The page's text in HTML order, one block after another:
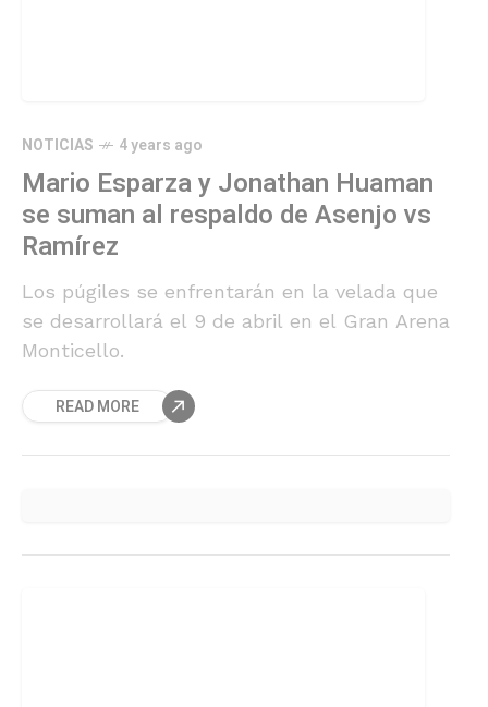
NOTICIAS 4 years ago
Mario Esparza y Jonathan Huaman
se suman al respaldo de Asenjo vs
Ramírez
Los púgiles se enfrentarán en la velada que
se desarrollará el 9 de abril en el Gran Arena
Monticello.
READ MORE